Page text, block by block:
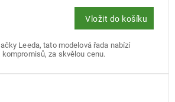
Vložit do košíku
Leeda, tato modelová řada nabízí
za skvělou cenu.